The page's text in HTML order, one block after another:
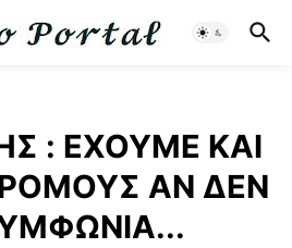
: EXOYME KΑΙ
ΑΝ ΔΕΝ